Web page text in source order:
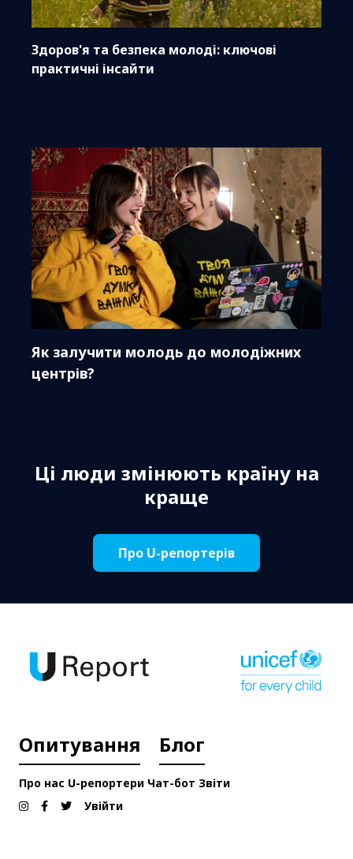
Здоров'я та безпека молоді: ключові
практичні інсайти
Як залучити молодь до молодіжних
центрів?
Ці люди змінюють країну на
краще
Про U-репортерів
Опитування Блог
Про нас U-репортери Чат-бот Звіти
Увійти